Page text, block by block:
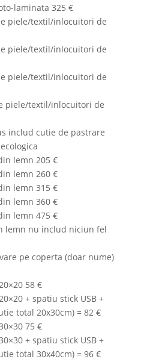
laminata 325 €
piele/textil/inlocuitori de
piele/textil/inlocuitori de
piele/textil/inlocuitori de
piele/textil/inlocuitori de
includ cutie de pastrare
lemn 205 €
lemn 260 €
lemn 315 €
lemn 360 €
lemn 475 €
lemn nu includ niciun fel
pe coperta (doar nume)
58 €
+ spatiu stick USB +
total 20x30cm) = 82 €
75 €
+ spatiu stick USB +
total 30x40cm) = 96 €